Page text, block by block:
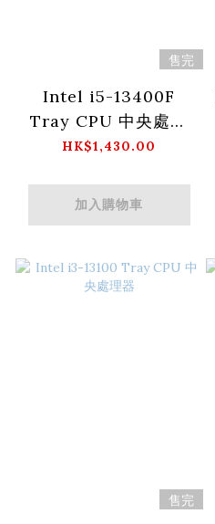
售完
Intel i5-13400F
Tray CPU 中央處理
器
HK$1,430.00
加入購物車
售完